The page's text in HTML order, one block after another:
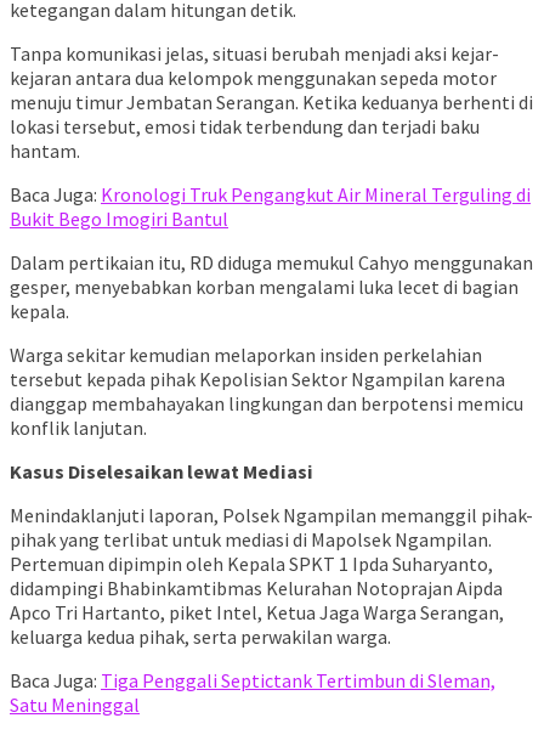
ketegangan dalam hitungan detik.
Tanpa komunikasi jelas, situasi berubah menjadi aksi kejar-
kejaran antara dua kelompok menggunakan sepeda motor
menuju timur Jembatan Serangan. Ketika keduanya berhenti di
lokasi tersebut, emosi tidak terbendung dan terjadi baku
hantam.
Baca Juga: Kronologi Truk Pengangkut Air Mineral Terguling di
Bukit Bego Imogiri Bantul
Dalam pertikaian itu, RD diduga memukul Cahyo menggunakan
gesper, menyebabkan korban mengalami luka lecet di bagian
kepala.
Warga sekitar kemudian melaporkan insiden perkelahian
tersebut kepada pihak Kepolisian Sektor Ngampilan karena
dianggap membahayakan lingkungan dan berpotensi memicu
konflik lanjutan.
Kasus Diselesaikan lewat Mediasi
Menindaklanjuti laporan, Polsek Ngampilan memanggil pihak-
pihak yang terlibat untuk mediasi di Mapolsek Ngampilan.
Pertemuan dipimpin oleh Kepala SPKT 1 Ipda Suharyanto,
didampingi Bhabinkamtibmas Kelurahan Notoprajan Aipda
Apco Tri Hartanto, piket Intel, Ketua Jaga Warga Serangan,
keluarga kedua pihak, serta perwakilan warga.
Baca Juga: Tiga Penggali Septictank Tertimbun di Sleman,
Satu Meninggal